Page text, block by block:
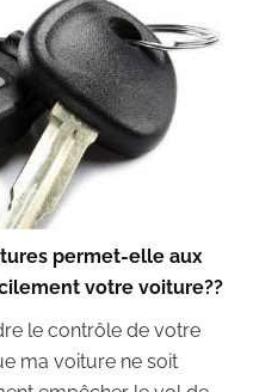
permet-elle aux
votre voiture??
le contrôle de votre
ma voiture ne soit